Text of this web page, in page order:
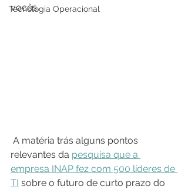
Tecnologia Operacional
vocês.
relevantes da pesquisa que a
empresa INAP fez com 500 líderes de
TI sobre o futuro de curto prazo do